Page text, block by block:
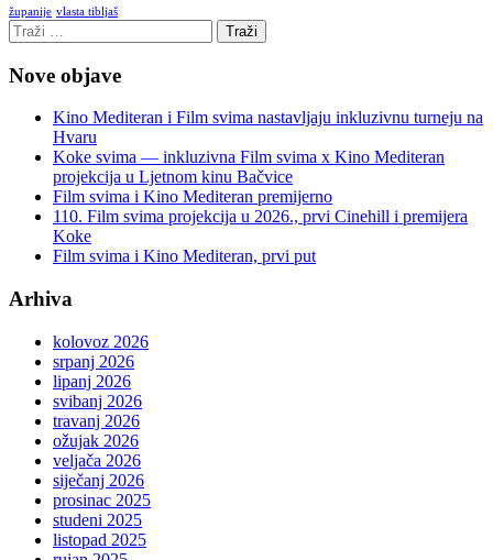
županije vlasta tibljaš
Nove objave
Kino Mediteran i Film svima nastavljaju inkluzivnu turneju na
Hvaru
Koke svima — inkluzivna Film svima x Kino Mediteran
projekcija u Ljetnom kinu Bačvice
Film svima i Kino Mediteran premijerno
110. Film svima projekcija u 2026., prvi Cinehill i premijera
Koke
Film svima i Kino Mediteran, prvi put
Arhiva
kolovoz 2026
srpanj 2026
lipanj 2026
svibanj 2026
travanj 2026
ožujak 2026
veljača 2026
siječanj 2026
prosinac 2025
studeni 2025
listopad 2025